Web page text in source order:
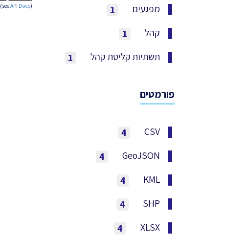
מפגעים
1
קהל
1
תשתיות קליטת קהל
1
פורמטים
CSV
4
GeoJSON
4
KML
4
SHP
4
XLSX
4
(seeAPI Docs).